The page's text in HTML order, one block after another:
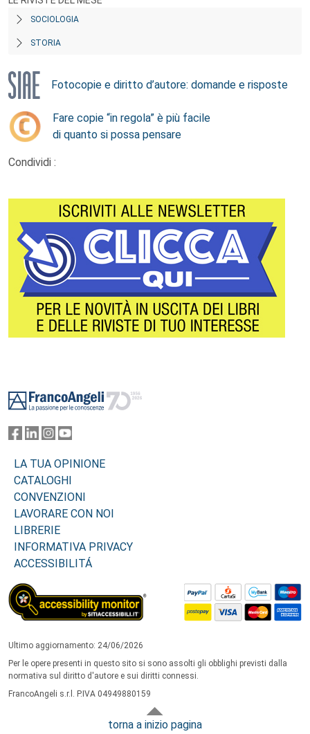
SOCIOLOGIA
STORIA
Fotocopie e diritto d’autore: domande e risposte
Fare copie “in regola” è più facile
di quanto si possa pensare
Condividi :
LA TUA OPINIONE
CATALOGHI
CONVENZIONI
LAVORARE CON NOI
LIBRERIE
INFORMATIVA PRIVACY
ACCESSIBILITÁ
Ultimo aggiornamento: 24/06/2026
Per le opere presenti in questo sito si sono assolti gli obblighi previsti dalla
normativa sul diritto d'autore e sui diritti connessi.
FrancoAngeli s.r.l. P.IVA 04949880159
torna a inizio pagina